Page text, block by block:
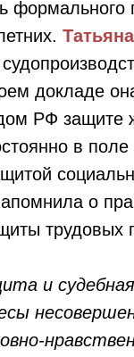
докладе
РФ защите
в
о
трудовых
и